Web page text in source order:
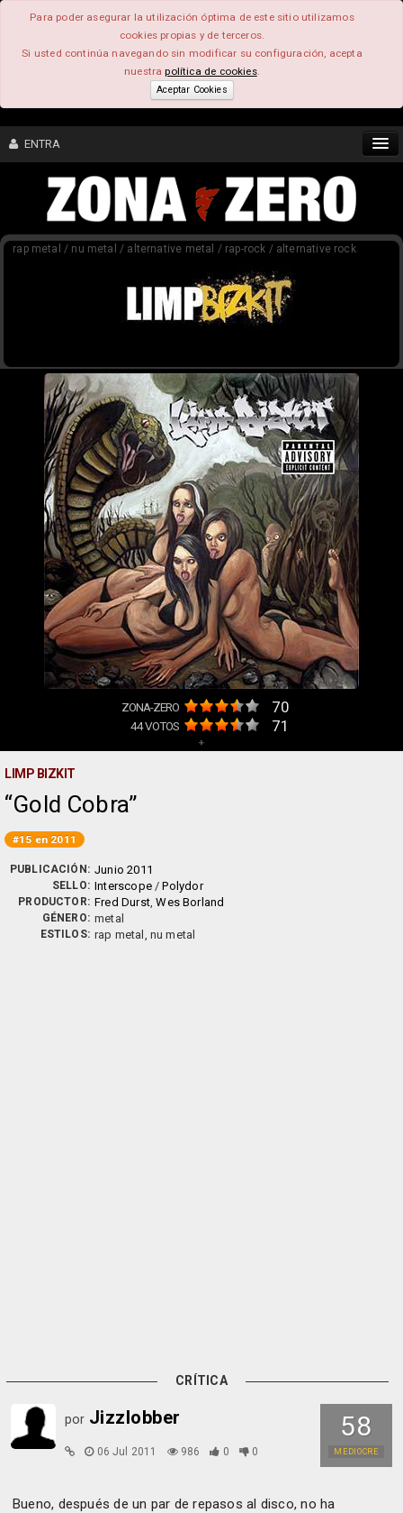
Para poder asegurar la utilización óptima de este sitio utilizamos
cookies propias y de terceros.
Si usted continúa navegando sin modificar su configuración, acepta
nuestrapolítica de cookies.
Aceptar Cookies
ENTRA
CONTENIDO
COMUNIDAD
rap metal / nu metal / alternative metal / rap-rock / alternative rock
ZONA-ZERO 70
44VOTOS 71
+
LIMP BIZKIT
Gold Cobra
#15 en 2011
PUBLICACIÓN: Junio 2011
SELLO: Interscope/Polydor
PRODUCTOR: Fred Durst,Wes Borland
GÉNERO: metal
ESTILOS: rap metal, nu metal
CRÍTICA
58
MEDIOCRE
por Jizzlobber
06 Jul 2011 986 0 0
Bueno, después de un par de repasos al disco, no ha